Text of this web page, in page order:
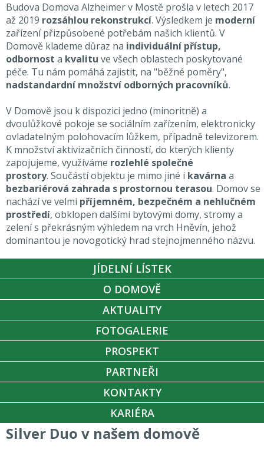
Budova Domova Alzheimer v Mostě prošla v letech 2017
až 2019 rozsáhlou rekonstrukcí. Výsledkem je moderní
zařízení přizpůsobené potřebám našich klientů. V
Domově klademe důraz na individuální přístup,
odbornost a kvalitu ve všech oblastech poskytované
péče. Tu nám pomáhá zajistit, na "běžné poměry",
nadstandardní množství odborných pracovníků.
V Domově jsou k dispozici jedno (minoritně) a
dvoulůžkové pokoje se sociálním zařízením, elektronicky
ovladatelným polohovacím lůžkem, případně televizorem.
K množství aktivizačních činností, do kterých klienty
zapojujeme, využíváme rozlehlé společné
prostory. Součástí objektu je mimo jiné i kavárna a
bezbariérová zahrada s prostornou terasou. Domov se
nachází ve velmi příjemném, bezpečném a nehlučném
prostředí, obklopen dalšími bytovými domy, stromy a
zelení s překrásným výhledem na vrch Hněvín, jehož
dominantou je novogotický hrad stejnojmenného názvu.
JÍDELNÍ LÍSTEK
O DOMOVĚ
AKTUALITY
FOTOGALERIE
PROSPEKT
PARTNEŘI
KONTAKTY
KARIÉRA
Silver Duo v našem domově